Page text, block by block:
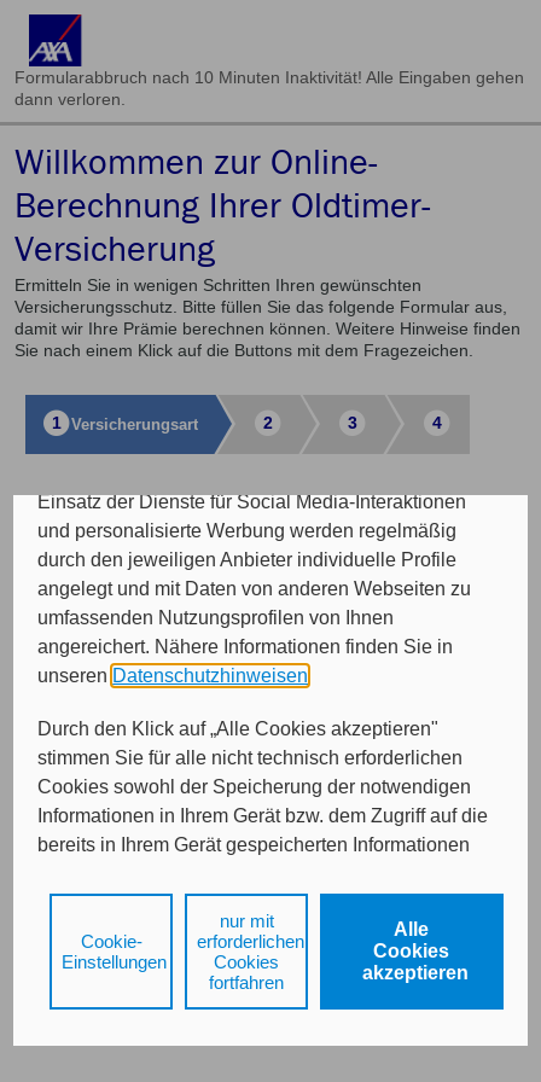
Cookie Einstellungen
Die eingesetzten Cookies auf unserer Website
werden beispielsweise verwendet für die
ordnungsgemäße Funktion der Website, zur
Verbesserung der Nutzererfahrung, Analysen des
Nutzungsverhaltens, Social Media-Interaktionen, für
Programme sowie für personalisierte Werbung.
Insgesamt werden Ihre Daten an maximal sechs
Einsatz der Dienste für Social Media-Interaktionen
und personalisierte Werbung werden regelmäßig
durch den jeweiligen Anbieter individuelle Profile
angelegt und mit Daten von anderen Webseiten zu
umfassenden Nutzungsprofilen von Ihnen
angereichert. Nähere Informationen finden Sie in
unseren Datenschutzhinweisen
Durch den Klick auf „Alle Cookies akzeptieren"
stimmen Sie für alle nicht technisch erforderlichen
Cookies sowohl der Speicherung der notwendigen
Informationen in Ihrem Gerät bzw. dem Zugriff auf die
bereits in Ihrem Gerät gespeicherten Informationen
Ihrer Daten zu den angegebenen Zwecken in unseren
Datenschutzhinweisengemäß Art. 6 Abs. 1 lit. a
DSGVO zu.
Durch den Klick auf "nur mit erforderlichen Cookies
fortfahren", lehnen Sie alle technisch nicht
Alle
Cookies
akzeptieren
nur mit
erforderlichen
Cookies
fortfahren
Cookie-
Einstellungen
Formularabbruch nach 10 Minuten Inaktivität! Alle Eingaben gehen
dann verloren.
Willkommen zur Online-
Berechnung Ihrer Oldtimer-
Versicherung
Ermitteln Sie in wenigen Schritten Ihren gewünschten
Versicherungsschutz. Bitte füllen Sie das folgende Formular aus,
damit wir Ihre Prämie berechnen können. Weitere Hinweise finden
Sie nach einem Klick auf die Buttons mit dem Fragezeichen.
1 Versicherungs­art 2 3 4
Auswahl der Versicherungsart
Bitte wählen Sie die gewünschte Versicherungsart.
Oldtimer-PKW bis 31.12.1979
Oldtimer-PKW zwischen 1.1.1980 und 31.12.1996
Oldtimer-Motorräder bis 31.12.1979
Weiter